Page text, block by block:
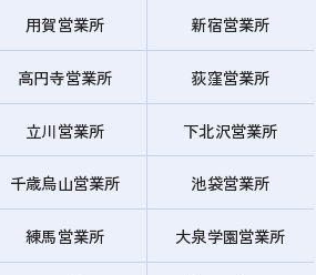
用賀営業所 新宿営業所
高円寺営業所 荻窪営業所
立川営業所 下北沢営業所
千歳烏山営業所 池袋営業所
練馬営業所 大泉学園営業所